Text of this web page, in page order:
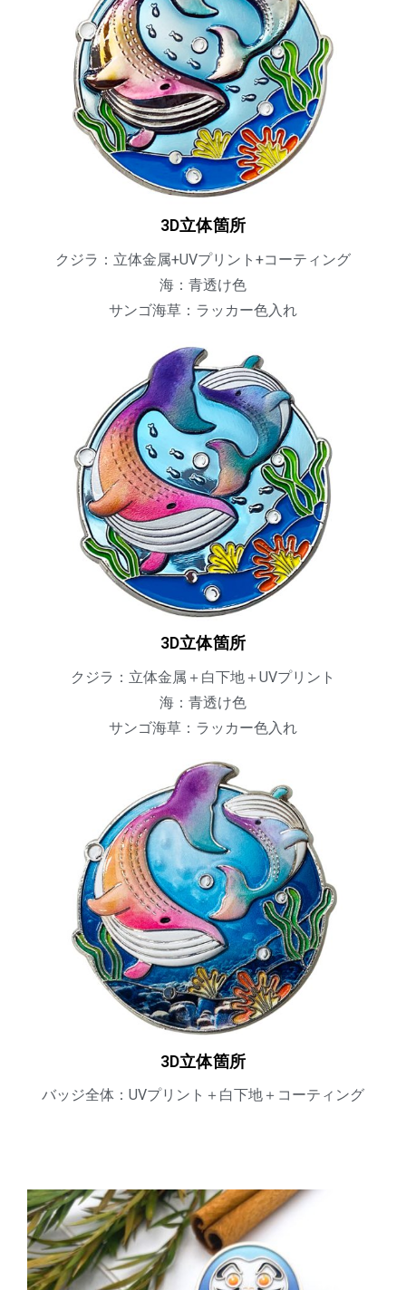
3D立体箇所
クジラ：立体金属+UVプリント+コーティング
海：青透け色
サンゴ海草：ラッカー色入れ
3D立体箇所
クジラ：立体金属＋白下地＋UVプリント
海：青透け色
サンゴ海草：ラッカー色入れ
3D立体箇所
バッジ全体：UVプリント＋白下地＋コーティング